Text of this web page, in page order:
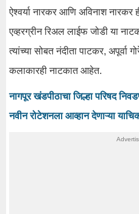
ऐश्वर्या नारकर आणि अविनाश नारकर
एव्हरग्रीन रिअल लाईफ जोडी या
त्यांच्या सोबत नंदीता पाटकर, अपूर्वा
कलाकारही नाटकात आहेत.
नागपूर खंडपीठाचा जिल्हा परिषद
नवीन रोटेशनला आव्हान देणाऱ्या